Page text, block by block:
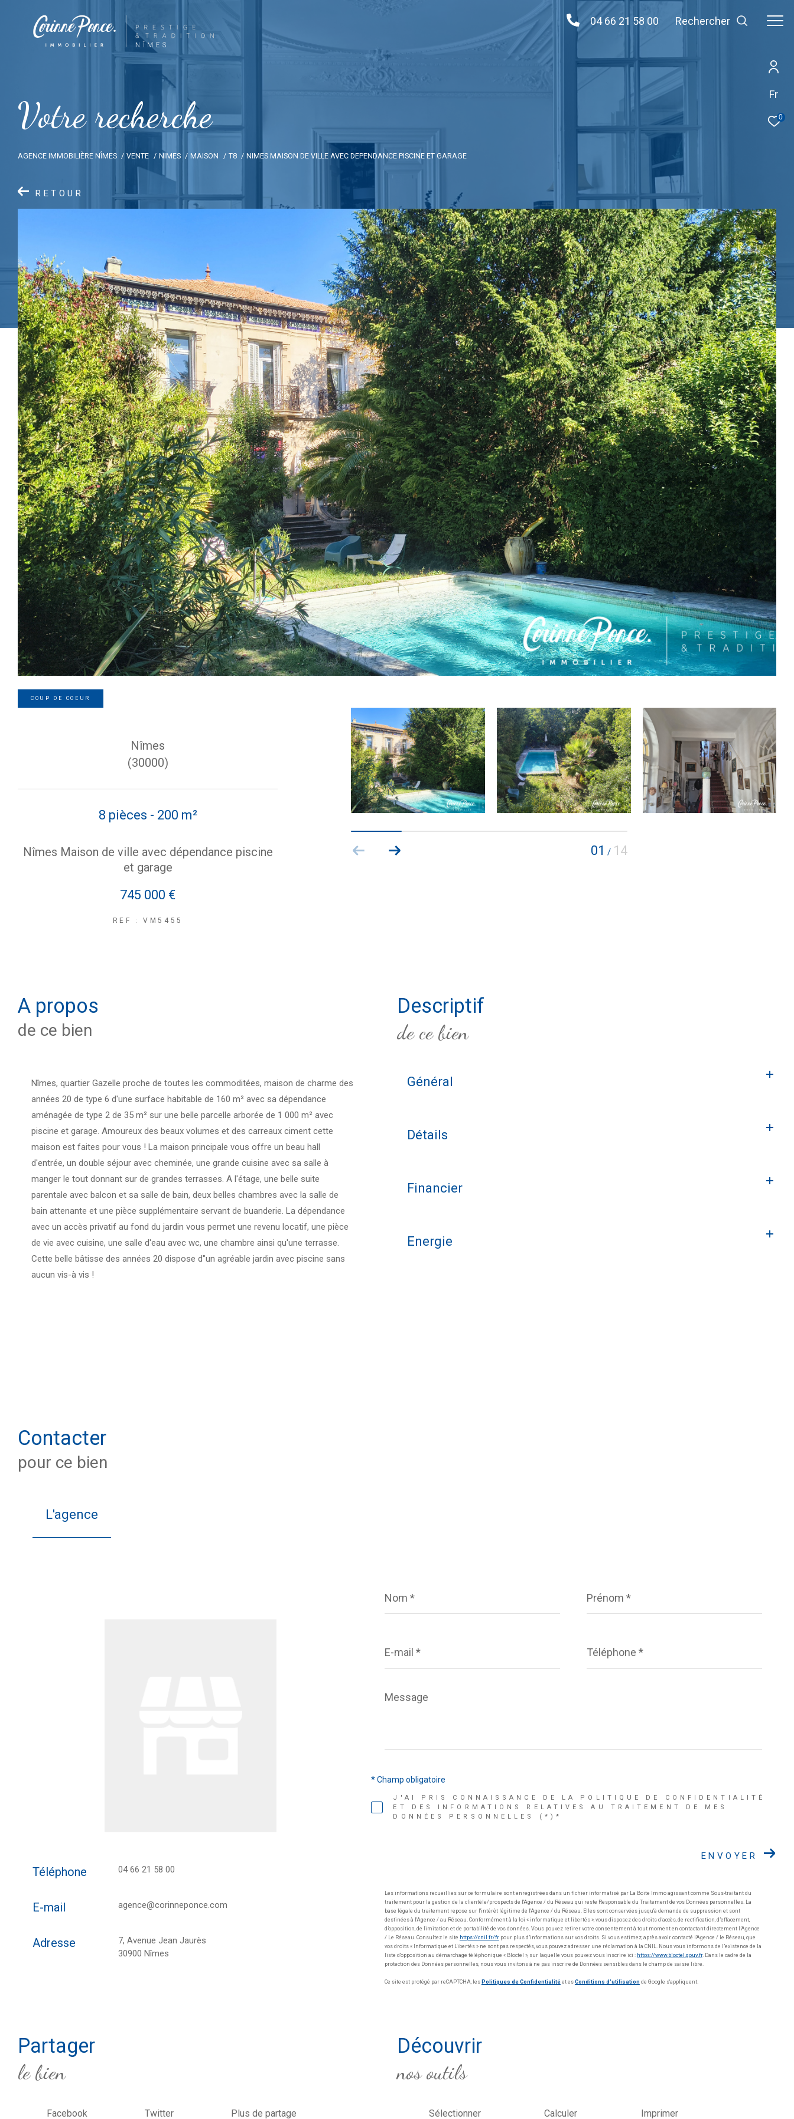
Fr
0
04 66 21 58 00 Rechercher
Votre recherche
AGENCE IMMOBILIÈRE NÎMES VENTE NIMES MAISON T8 NIMES MAISON DE VILLE AVEC DEPENDANCE PISCINE ET GARAGE
RETOUR
COUP DE COEUR
01 / 14
Nîmes
(30000)
8 pièces - 200 m²
Nîmes Maison de ville avec dépendance piscine
et garage
745 000 €
REF : VM5455
a propos
de ce bien
Nîmes, quartier Gazelle proche de toutes les commoditées, maison de charme des
années 20 de type 6 d'une surface habitable de 160 m² avec sa dépendance
aménagée de type 2 de 35 m² sur une belle parcelle arborée de 1 000 m² avec
piscine et garage. Amoureux des beaux volumes et des carreaux ciment cette
maison est faites pour vous ! La maison principale vous offre un beau hall
d'entrée, un double séjour avec cheminée, une grande cuisine avec sa salle à
manger le tout donnant sur de grandes terrasses. A l'étage, une belle suite
parentale avec balcon et sa salle de bain, deux belles chambres avec la salle de
bain attenante et une pièce supplémentaire servant de buanderie. La dépendance
avec un accès privatif au fond du jardin vous permet une revenu locatif, une pièce
de vie avec cuisine, une salle d'eau avec wc, une chambre ainsi qu'une terrasse.
Cette belle bâtisse des années 20 dispose d"un agréable jardin avec piscine sans
aucun vis-à vis !
descriptif
de ce bien
Général
Détails
Financier
Energie
Contacter
pour ce bien
L'agence
Téléphone 04 66 21 58 00
E-mail agence@corinneponce.com
Adresse
7, Avenue Jean Jaurès
30900 Nîmes
*
*
mail
*
*
Message
*
J'AI PRIS CONNAISSANCE DE LA POLITIQUE DE CONFIDENTIALITÉ
ET DES INFORMATIONS RELATIVES AU TRAITEMENT DE MES
DONNÉES PERSONNELLES (*)*
* Champ obligatoire
ENVOYER
Les informations recueillies sur ce formulaire sont enregistrées dans un fichier informatisé par La Boite Immo agissant comme Sous-traitant du
traitement pour la gestion de la clientèle/prospects de l'Agence / du Réseau qui reste Responsable du Traitement de vos Données personnelles. La
base légale du traitement repose sur l'intérêt légitime de l'Agence / du Réseau. Elles sont conservées jusqu'à demande de suppression et sont
destinées à l'Agence / au Réseau. Conformément à la loi « informatique et libertés », vous disposez des droits d’accès, de rectification, d’effacement,
d’opposition, de limitation et de portabilité de vos données. Vous pouvez retirer votre consentement à tout moment en contactant directement l’Agence
/ Le Réseau. Consultez le site https://cnil.fr/frpour plus d’informations sur vos droits. Si vous estimez, après avoir contacté l'Agence / le Réseau, que
vos droits « Informatique et Libertés » ne sont pas respectés, vous pouvez adresser une réclamation à la CNIL. Nous vous informons de l’existence de la
liste d'opposition au démarchage téléphonique « Bloctel », sur laquelle vous pouvez vous inscrire ici : https://www.bloctel.gouv.fr. Dans le cadre de la
protection des Données personnelles, nous vous invitons à ne pas inscrire de Données sensibles dans le champ de saisie libre.
Ce site est protégé par reCAPTCHA, les Politiques de Confidentialitéet es Conditions d'utilisation de Google s'appliquent.
partager
le bien
Facebook Twitter Plus de partage
découvrir
nos outils
Sélectionner Calculer Imprimer